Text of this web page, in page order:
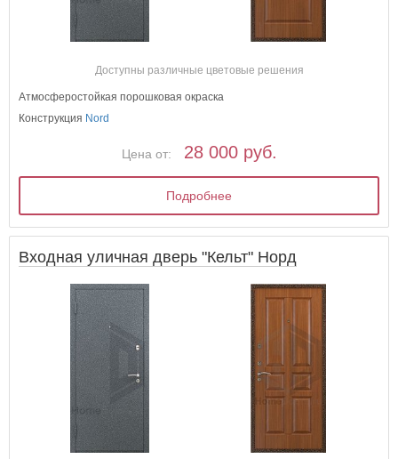
Доступны различные цветовые решения
Атмосферостойкая порошковая окраска
Конструкция Nord
Цена от: 28 000 руб.
Подробнее
Входная уличная дверь "Кельт" Норд